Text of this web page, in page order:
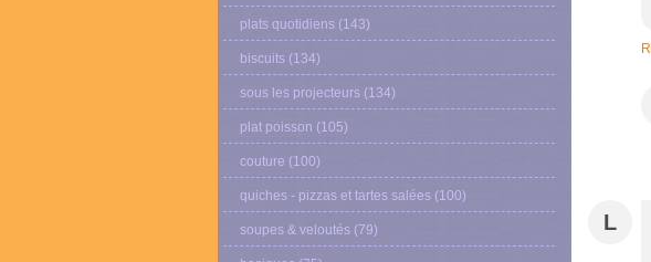
plats quotidiens (143)
biscuits (134)
sous les projecteurs (134)
plat poisson (105)
couture (100)
quiches - pizzas et tartes salées (100)
soupes & veloutés (79) L